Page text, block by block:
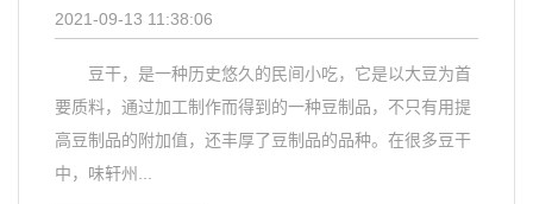
2021-09-13 11:38:06
豆干，是一种历史悠久的民间小吃，它是以大豆为首
要质料，通过加工制作而得到的一种豆制品，不只有用提
高豆制品的附加值，还丰厚了豆制品的品种。在很多豆干
中，味轩州...